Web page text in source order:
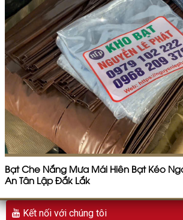
Bạt Che Nắng Mưa Mái Hiên Bạt Kéo
An Tân Lập Đắk Lắk
Kết nối với chúng tôi